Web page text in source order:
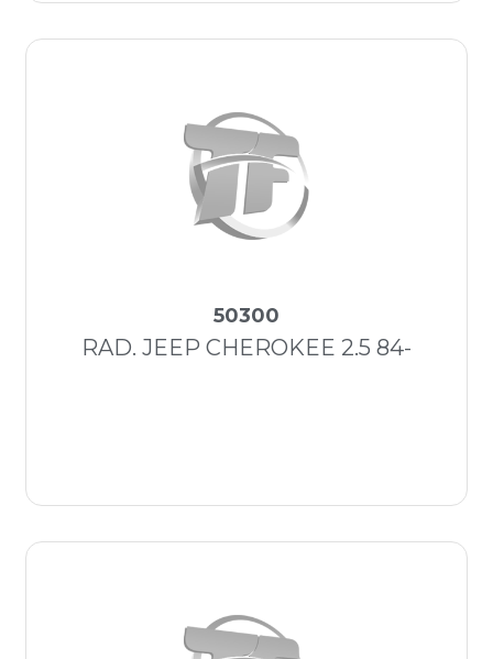
50300
RAD. JEEP CHEROKEE 2.5 84-